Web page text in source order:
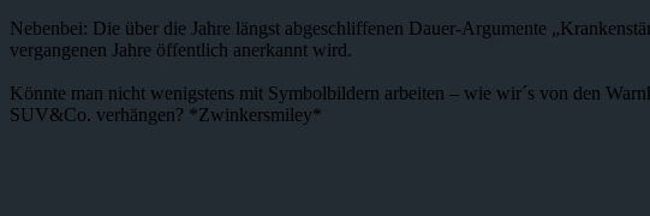
Nebenbei: Die über die Jahre längst abgeschliffenen Dauer-Argumente
vergangenen Jahre öffentlich anerkannt wird.
Könnte man nicht wenigstens mit Symbolbildern arbeiten – wie wir´s von den
SUV&Co. verhängen? *Zwinkersmiley*